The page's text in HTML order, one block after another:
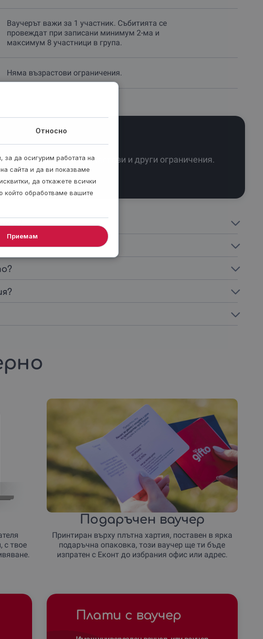
Ваучерът важи за 1 участник. Събитията се
провеждат при записани минимум 2-ма и
максимум 8 участници в група.
Няма възрастови ограничения.
Няма възрастови и други ограничения.
с твое
Подаръчен ваучер
Принтиран върху плътна хартия, поставен в ярка
подаръчна опаковка, този ваучер ще ти бъде
изпратен с Еконт до избрания офис или адрес.
Плати с ваучер
Относно
за да осигурим работата на
сайта и да ви показваме
да откажете всички
който обработваме вашите
Приемам